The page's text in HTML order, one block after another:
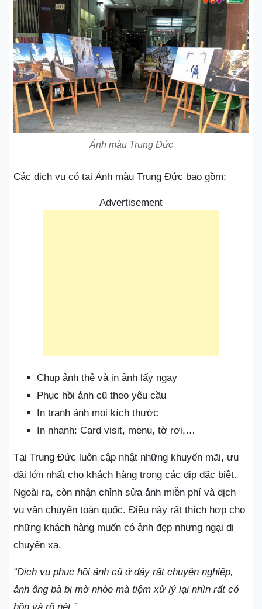
Ảnh màu Trung Đức
Các dịch vụ có tại Ảnh màu Trung Đức bao gồm:
Advertisement
Chụp ảnh thẻ và in ảnh lấy ngay
Phục hồi ảnh cũ theo yêu cầu
In tranh ảnh mọi kích thước
In nhanh: Card visit, menu, tờ rơi,…
Tại Trung Đức luôn cập nhật những khuyến mãi, ưu
đãi lớn nhất cho khách hàng trong các dịp đặc biệt.
Ngoài ra, còn nhận chỉnh sửa ảnh miễn phí và dịch
vụ vận chuyển toàn quốc. Điều này rất thích hợp cho
những khách hàng muốn có ảnh đẹp nhưng ngại di
chuyển xa.
“Dịch vụ phục hồi ảnh cũ ở đây rất chuyên nghiệp,
ảnh ông bà bị mờ nhòe mà tiệm xử lý lại nhìn rất có
hồn và rõ nét.”